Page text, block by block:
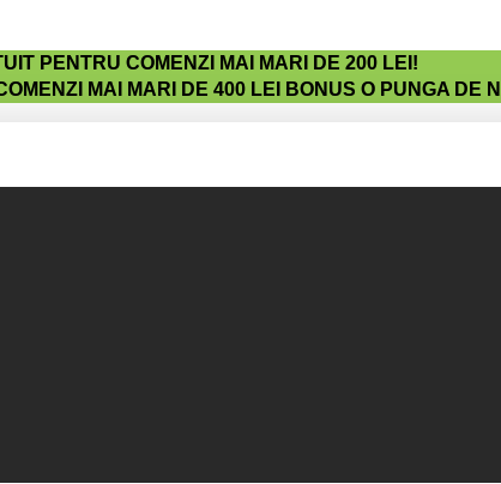
PENTRU COMENZI MAI MARI DE 200 LEI!
MAI MARI DE 400 LEI BONUS O PUNGA DE